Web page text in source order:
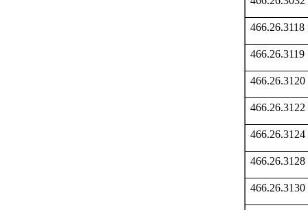
466.26.3118
466.26.3119
466.26.3120
466.26.3122
466.26.3124
466.26.3128
466.26.3130